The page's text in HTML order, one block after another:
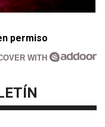
permiso
WITH